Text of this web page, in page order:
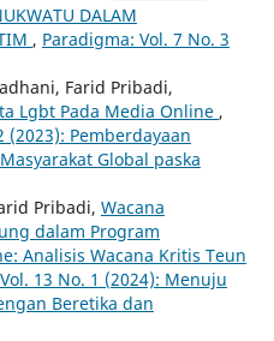
DALAM
, Paradigma: Vol. 7 No. 3
Farid Pribadi,
Lgbt Pada Media Online ,
(2023): Pemberdayaan
Global paska
Pribadi, Wacana
dalam Program
Analisis Wacana Kritis Teun
13 No. 1 (2024): Menuju
Beretika dan